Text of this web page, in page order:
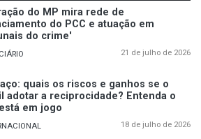
do MP mira rede de
do PCC e atuação em
do crime'
21 de julho de 2026
quais os riscos e ganhos se o
adotar a reciprocidade? Entenda o
em jogo
18 de julho de 2026